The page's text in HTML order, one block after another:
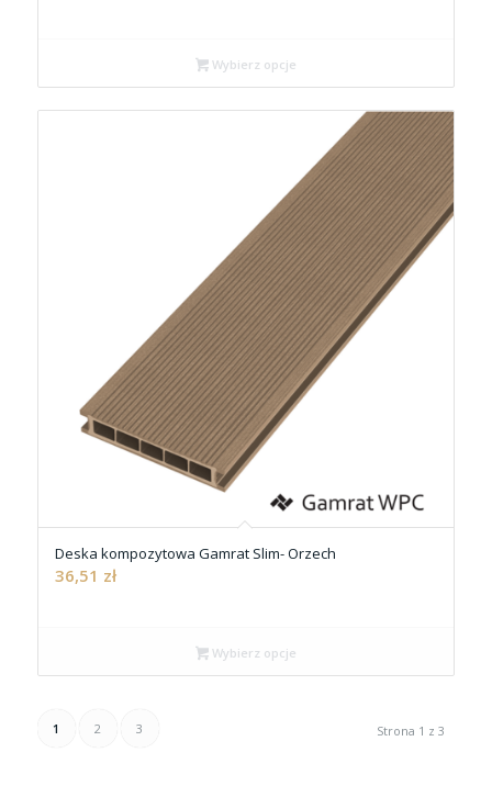
Wybierz opcje
Deska kompozytowa Gamrat Slim- Orzech
36,51 zł
Wybierz opcje
Strona 1 z 3
1 2 3